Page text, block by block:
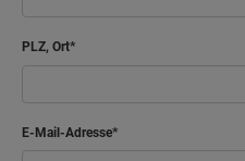
PLZ, Ort
E-Mail-Adresse